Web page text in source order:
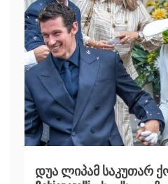
დუა ლიპამ საკუთარ